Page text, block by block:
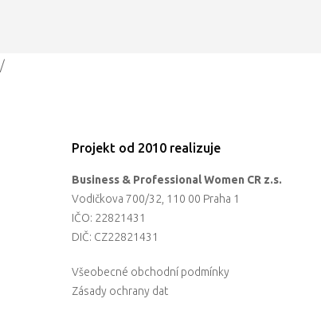
/
Projekt od 2010 realizuje
Business & Professional Women CR z.s.
Vodičkova 700/32, 110 00 Praha 1
IČO: 22821431
DIČ: CZ22821431
Všeobecné obchodní podmínky
Zásady ochrany dat